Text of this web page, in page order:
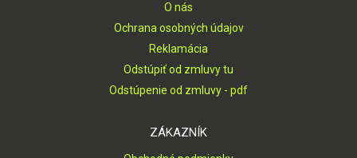
O nás
Ochrana osobných údajov
Reklamácia
Odstúpiť od zmluvy tu
Odstúpenie od zmluvy - pdf
ZÁKAZNÍK